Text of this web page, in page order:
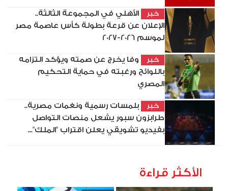
خبر
الأهلي في المجموعة الثالثة..
الإعلان عن قرعة بطولة كأس عاصمة مصر
لموسم 2026-2027
خبر
وفا يخرج عن صمته ويؤكد التزامه
باللوائح ورغبته في حماية التحكيم
المصري
خبر
بلمسات رسمية ونغمات مصرية..
طرابزون سبور يشعل منصات التواصل
بفيديو تشويقي يعلن اقتراب "الملك"...
الأكثر قراءة